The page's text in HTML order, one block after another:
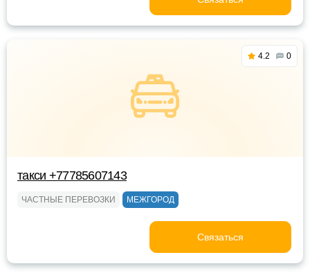
4.2 0
такси +77785607143
ЧАСТНЫЕ ПЕРЕВОЗКИ МЕЖГОРОД
Связаться